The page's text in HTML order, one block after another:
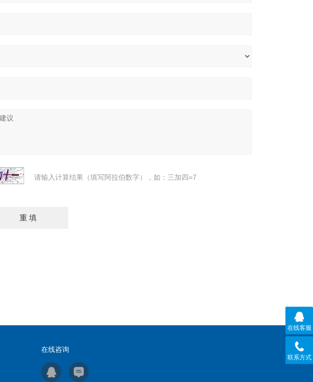
请输入计算结果（填写阿拉伯数字），如：三加四=7
在线咨询
在线客服
联系方式